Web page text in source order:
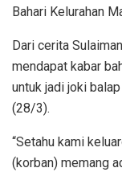
Bahari Kelurahan
Dari cerita
mendapat kabar
untuk jadi joki
(28/3).
“Setahu kami
(korban) memang